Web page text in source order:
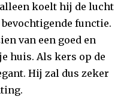
koelt hij de lucht
functie.
van een goed en
huis. Als kers op de
Hij zal dus zeker